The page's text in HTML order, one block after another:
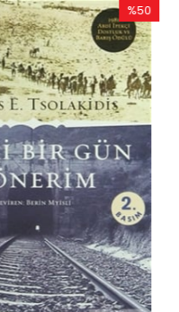
%50
İndirim
%50İndirim